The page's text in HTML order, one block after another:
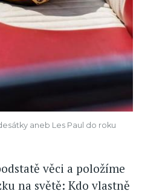
aneb Les Paul do roku
věci a položíme
na světě: Kdo vlastně